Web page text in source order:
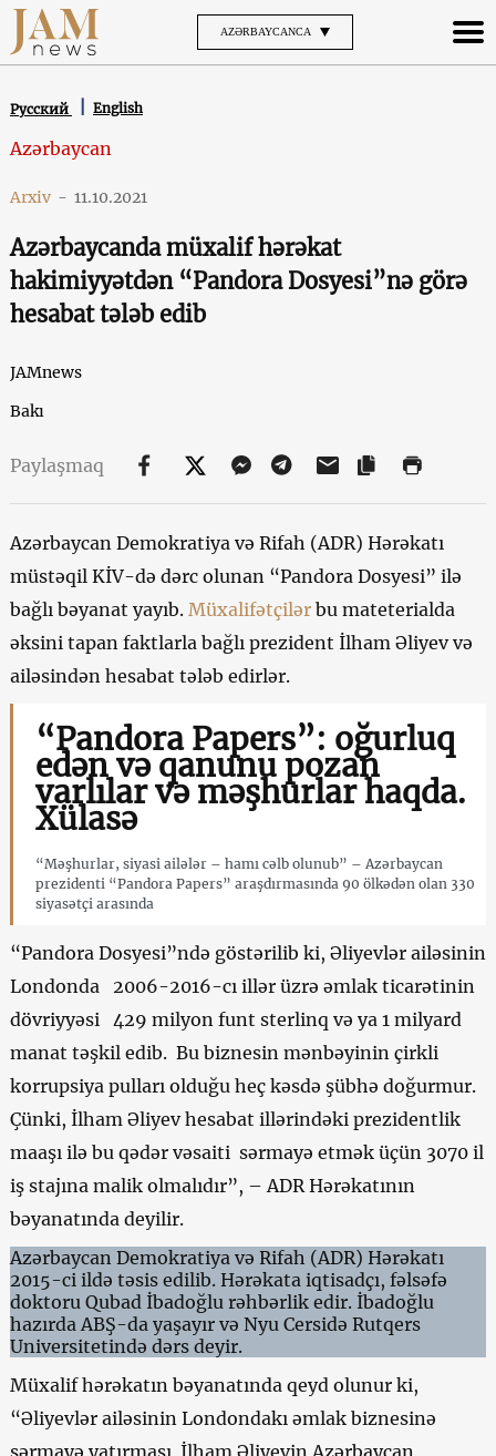
AZƏRBAYCANCA
Русский English
Azərbaycan
Arxiv - 11.10.2021
Azərbaycanda müxalif hərəkat
hakimiyyətdən “Pandora Dosyesi”nə görə
hesabat tələb edib
JAMnews
Bakı
Paylaşmaq
Azərbaycan Demokratiya və Rifah (ADR) Hərəkatı
müstəqil KİV-də dərc olunan “Pandora Dosyesi” ilə
bağlı bəyanat yayıb. Müxalifətçilərbu mateterialda
əksini tapan faktlarla bağlı prezident İlham Əliyev və
ailəsindən hesabat tələb edirlər.
“Pandora Papers”: oğurluq
edən və qanunu pozan
varlılar və məşhurlar haqda.
Xülasə
“Məşhurlar, siyasi ailələr – hamı cəlb olunub” – Azərbaycan
prezidenti “Pandora Papers” araşdırmasında 90 ölkədən olan 330
siyasətçi arasında
“Pandora Dosyesi”ndə göstərilib ki, Əliyevlər ailəsinin
Londonda 2006-2016-cı illər üzrə əmlak ticarətinin
dövriyyəsi 429 milyon funt sterlinq və ya 1 milyard
manat təşkil edib. Bu biznesin mənbəyinin çirkli
korrupsiya pulları olduğu heç kəsdə şübhə doğurmur.
Çünki, İlham Əliyev hesabat illərindəki prezidentlik
maaşı ilə bu qədər vəsaiti sərmayə etmək üçün 3070 il
iş stajına malik olmalıdır”, – ADR Hərəkatının
bəyanatında deyilir.
Azərbaycan Demokratiya və Rifah (ADR) Hərəkatı
2015-ci ildə təsis edilib. Hərəkata iqtisadçı, fəlsəfə
doktoru Qubad İbadoğlu rəhbərlik edir. İbadoğlu
hazırda ABŞ-da yaşayır və Nyu Cersidə Rutqers
Universitetində dərs deyir.
Müxalif hərəkatın bəyanatında qeyd olunur ki,
“Əliyevlər ailəsinin Londondakı əmlak biznesinə
sərmayə yatırması İlham Əliyevin Azərbaycan